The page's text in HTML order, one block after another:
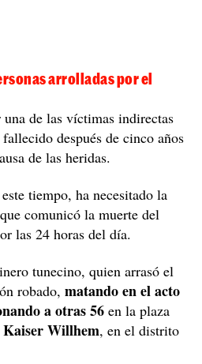
arrolladas por el
una de las víctimas indirectas
después de cinco años
de las heridas.
tiempo, ha necesitado la
comunicó la muerte del
las 24 horas del día.
tunecino, quien arrasó el
robado, matando en el acto
a otras 56 en la plaza
Willhem, en el distrito